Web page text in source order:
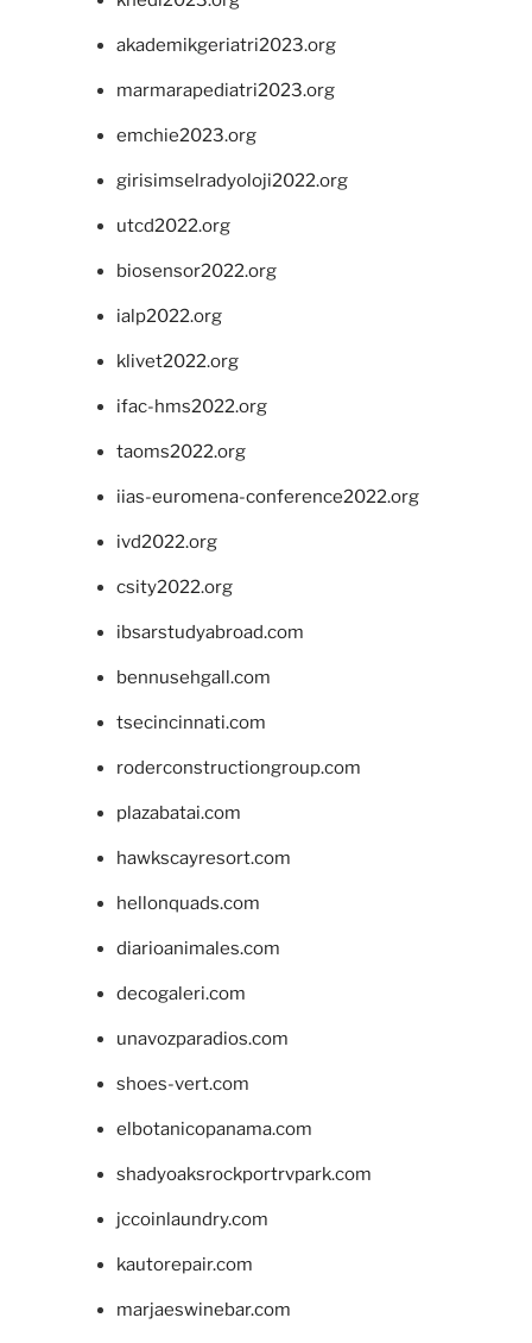
akademikgeriatri2023.org
marmarapediatri2023.org
emchie2023.org
girisimselradyoloji2022.org
utcd2022.org
biosensor2022.org
ialp2022.org
klivet2022.org
ifac-hms2022.org
taoms2022.org
iias-euromena-conference2022.org
ivd2022.org
csity2022.org
ibsarstudyabroad.com
bennusehgall.com
tsecincinnati.com
roderconstructiongroup.com
plazabatai.com
hawkscayresort.com
hellonquads.com
diarioanimales.com
decogaleri.com
unavozparadios.com
shoes-vert.com
elbotanicopanama.com
shadyoaksrockportrvpark.com
jccoinlaundry.com
kautorepair.com
marjaeswinebar.com